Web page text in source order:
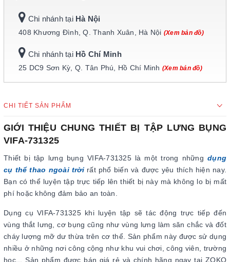
Chi nhánh tại Hà Nội
408 Khương Đình, Q. Thanh Xuân, Hà Nội (Xem bản đồ)
Chi nhánh tại Hồ Chí Minh
25 DC9 Sơn Kỳ, Q. Tân Phú, Hồ Chí Minh (Xem bản đồ)
CHI TIẾT SẢN PHẨM
GIỚI THIỆU CHUNG THIẾT BỊ TẬP LƯNG BỤNG
VIFA-731325
Thiết bị tập lưng bụng VIFA-731325 là một trong những dụng
cụ thể thao ngoài trờirất phổ biến và được yêu thích hiện nay.
Bạn có thể luyện tập trực tiếp lên thiết bị này mà không lo bị mất
phí hoặc không đảm bảo an toàn.
Dụng cụ VIFA-731325 khi luyện tập sẽ tác động trực tiếp đến
vùng thắt lưng, cơ bụng cũng như vùng lưng làm săn chắc và đốt
cháy lượng mỡ dư thừa trên cơ thể. Sản phẩm này được sử dụng
nhiều ở những nơi công cộng như khu vui chơi, công viên, trường
học... Sản phẩm được bán giá rẻ và chính hãng ngay tại ZOKO